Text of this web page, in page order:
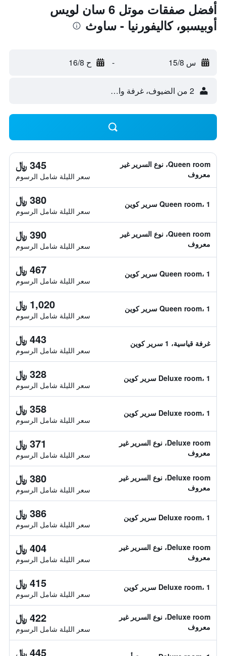
أفضل صفقات موتل 6 سان لويس
أوبيسبو، كاليفورنيا - ساوث
س 15/8 - ح 16/8
2 من الضيوف، غرفة واحدة
Queen room، نوع السرير غير
معروف
345 ﷼
سعر الليلة شامل الرسوم
Queen room، 1 سرير كوين 380 ﷼
سعر الليلة شامل الرسوم
Queen room، نوع السرير غير
معروف
390 ﷼
سعر الليلة شامل الرسوم
Queen room، 1 سرير كوين 467 ﷼
سعر الليلة شامل الرسوم
Queen room، 1 سرير كوين 1,020 ﷼
سعر الليلة شامل الرسوم
غرفة قياسية، 1 سرير كوين 443 ﷼
سعر الليلة شامل الرسوم
Deluxe room، 1 سرير كوين 328 ﷼
سعر الليلة شامل الرسوم
Deluxe room، 1 سرير كوين 358 ﷼
سعر الليلة شامل الرسوم
Deluxe room، نوع السرير غير
معروف
371 ﷼
سعر الليلة شامل الرسوم
Deluxe room، نوع السرير غير
معروف
380 ﷼
سعر الليلة شامل الرسوم
Deluxe room، 1 سرير كوين 386 ﷼
سعر الليلة شامل الرسوم
Deluxe room، نوع السرير غير
معروف
404 ﷼
سعر الليلة شامل الرسوم
Deluxe room، 1 سرير كوين 415 ﷼
سعر الليلة شامل الرسوم
Deluxe room، نوع السرير غير
معروف
422 ﷼
سعر الليلة شامل الرسوم
445 ﷼